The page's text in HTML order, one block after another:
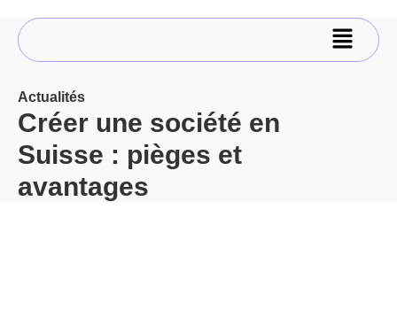
Actualités
Créer une société en
Suisse : pièges et
avantages